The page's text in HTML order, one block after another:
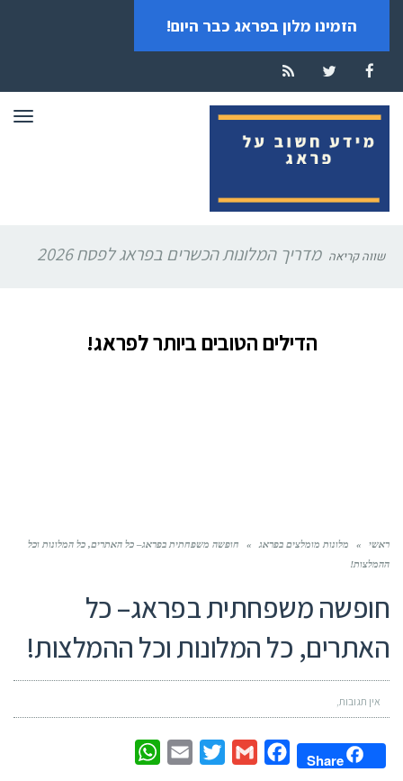
הזמינו מלון בפראג כבר היום!
Facebook
Twitter
RSS
שווה קריאה מדריך המלונות הכשרים בפראג לפסח 2026
הדילים הטובים ביותר לפראג!
ראשי » מלונות מומלצים בפראג »
חופשה משפחתית בפראג– כל האתרים, כל המלונות וכל
ההמלצות!
חופשה משפחתית בפראג– כל
האתרים, כל המלונות וכל ההמלצות!
אין תגובות
Share
Facebook
Gmail
Twitter
Email